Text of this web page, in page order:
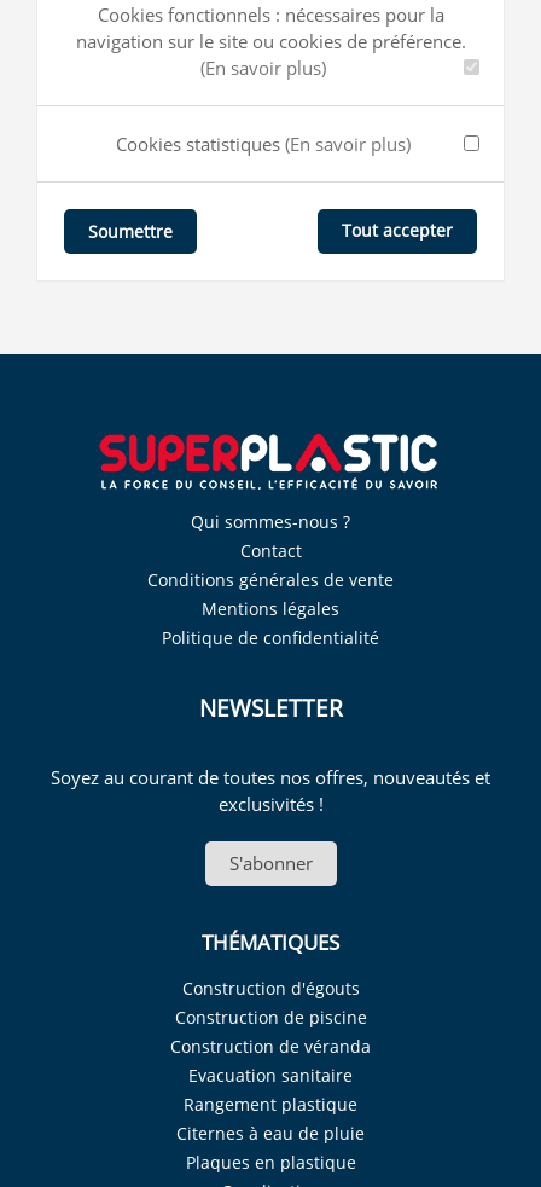
Cookies fonctionnels : nécessaires pour la
navigation sur le site ou cookies de préférence.
(En savoir plus)
Cookies statistiques (En savoir plus)
Soumettre Tout accepter
Qui sommes-nous ?
Contact
Conditions générales de vente
Mentions légales
Politique de confidentialité
NEWSLETTER
Soyez au courant de toutes nos offres, nouveautés et
exclusivités !
S'abonner
THÉMATIQUES
Construction d'égouts
Construction de piscine
Construction de véranda
Evacuation sanitaire
Rangement plastique
Citernes à eau de pluie
Plaques en plastique